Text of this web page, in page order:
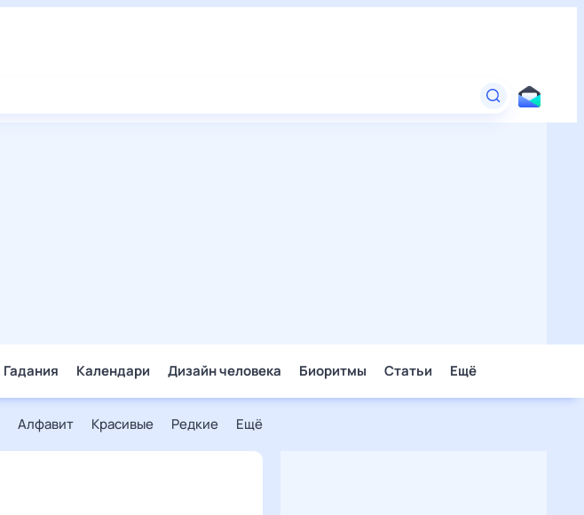
Гадания Календари Дизайн человека Биоритмы Статьи Ещё
Алфавит Красивые Редкие Ещё